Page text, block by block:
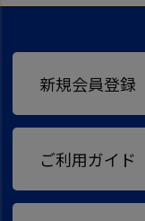
新規会員登録
ご利用ガイド